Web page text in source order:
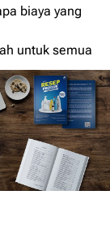
biaya yang
untuk semua